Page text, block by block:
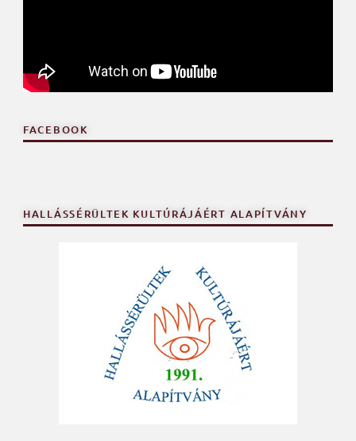
FACEBOOK
HALLÁSSÉRÜLTEK KULTÚRÁJÁÉRT ALAPÍTVÁNY